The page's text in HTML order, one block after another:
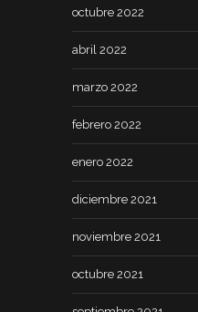
octubre 2022
abril 2022
marzo 2022
febrero 2022
enero 2022
diciembre 2021
noviembre 2021
octubre 2021